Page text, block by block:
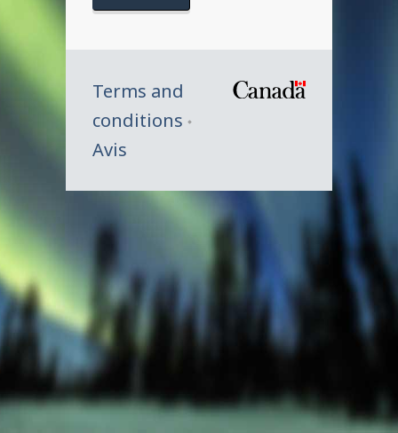
Terms and
conditions
Avis
Canada